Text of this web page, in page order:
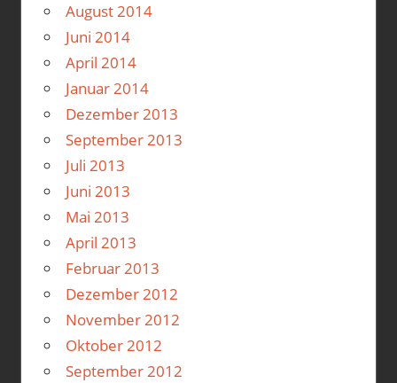
August 2014
Juni 2014
April 2014
Januar 2014
Dezember 2013
September 2013
Juli 2013
Juni 2013
Mai 2013
April 2013
Februar 2013
Dezember 2012
November 2012
Oktober 2012
September 2012